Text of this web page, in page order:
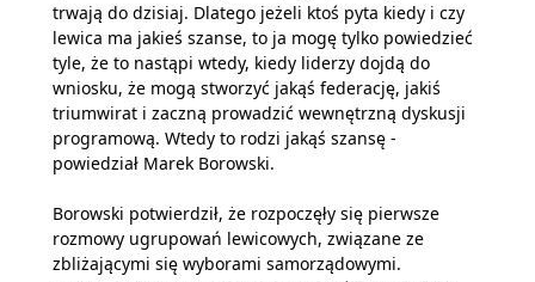
trwają do dzisiaj. Dlatego jeżeli ktoś pyta kiedy i czy
lewica ma jakieś szanse, to ja mogę tylko powiedzieć
tyle, że to nastąpi wtedy, kiedy liderzy dojdą do
wniosku, że mogą stworzyć jakąś federację, jakiś
triumwirat i zaczną prowadzić wewnętrzną dyskusji
programową. Wtedy to rodzi jakąś szansę -
powiedział Marek Borowski.
Borowski potwierdził, że rozpoczęły się pierwsze
rozmowy ugrupowań lewicowych, związane ze
zbliżającymi się wyborami samorządowymi.